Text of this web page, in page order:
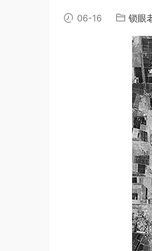
06-16 锁眼